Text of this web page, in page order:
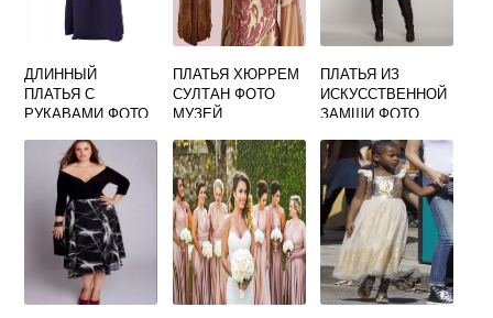
ДЛИННЫЙ
ПЛАТЬЯ С
РУКАВАМИ ФОТО
ПЛАТЬЯ ХЮРРЕМ
СУЛТАН ФОТО
МУЗЕЙ
ПЛАТЬЯ ИЗ
ИСКУССТВЕННОЙ
ЗАМШИ ФОТО